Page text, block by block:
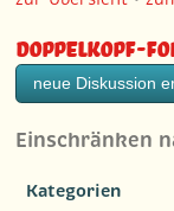
Doppelkopf-
neue Diskussion
Einschränken
Kategorien